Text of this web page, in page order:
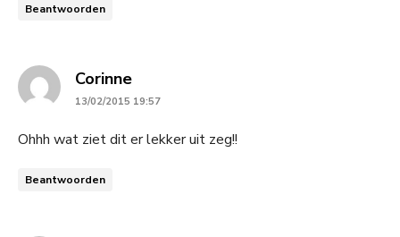
Beantwoorden
Corinnesays:
13/02/2015 19:57
Ohhh wat ziet dit er lekker uit zeg!!
Beantwoorden